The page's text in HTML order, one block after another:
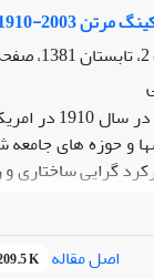
2003-1910
مرتن در
و حوزه های
گرایی ساختاری
نظریه حد متوسط
اجتماعی و
دکترای افتخاری از 20 دانشگاه و مرکز
اصل مقاله K